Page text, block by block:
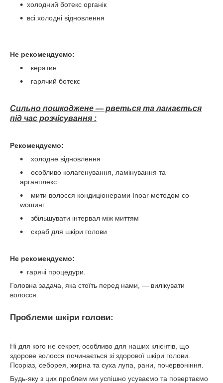
холодний ботекс органік
всі холодні відновлення
Не рекомендуємо:
кератин
гарячий ботекс
Сильно пошкоджене — рветься та ламається
під час розчісування :
Рекомендуємо:
холодне відновлення
особливо колагенування, ламінування та
арганплекс
мити волосся кондиціонерами Inoar методом co-
woшинг
збільшувати інтервал між миттям
скраб для шкіри голови
Не рекомендуємо:
гарячі процедури.
Головна задача, яка стоїть перед нами, — вилікувати
волосся.
Проблеми шкіри голови:
Ні для кого не секрет, особливо для наших клієнтів, що
здорове волосся починається зі здорової шкіри голови.
Псоріаз, себорея, жирна та суха лупа, рани, почервоніння.
Будь-яку з цих проблем ми успішно усуваємо та повертаємо